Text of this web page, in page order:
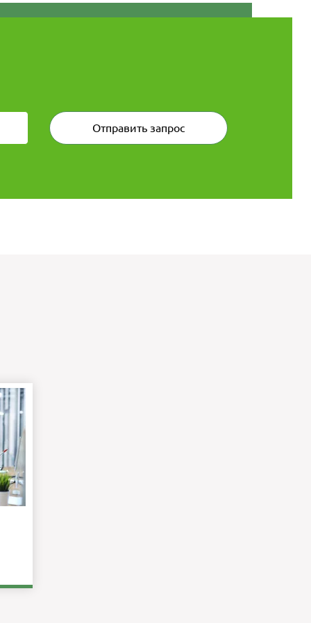
Отправить запрос